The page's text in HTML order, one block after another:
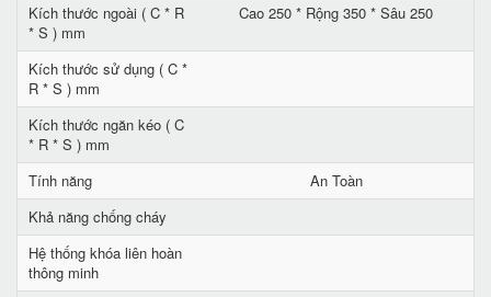
Kích thước ngoài ( C * R
* S ) mm
Cao 250 * Rộng 350 * Sâu 250
Kích thước sử dụng ( C *
R * S ) mm
Kích thước ngăn kéo ( C
* R * S ) mm
Tính năng
An Toàn
Khả năng chống cháy
Hệ thống khóa liên hoàn
thông minh